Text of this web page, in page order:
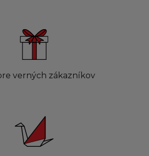
verných zákazníkov